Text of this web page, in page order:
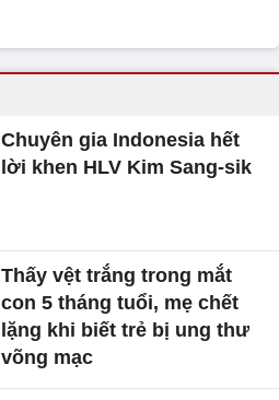
Chuyên gia Indonesia hết
lời khen HLV Kim Sang-sik
Thấy vệt trắng trong mắt
con 5 tháng tuổi, mẹ chết
lặng khi biết trẻ bị ung thư
võng mạc